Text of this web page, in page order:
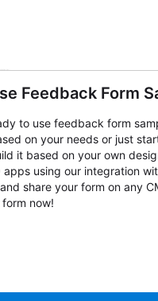
Feedback Form
to use feedback form
on your needs or just
it based on your own
using our integration
share your form on any
now!